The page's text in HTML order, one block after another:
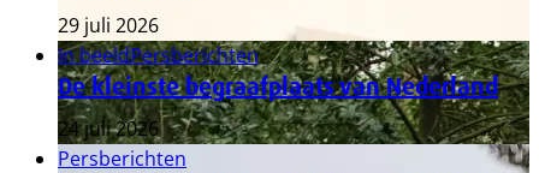
29 juli 2026
In beeldPersberichten
De kleinste begraafplaats van Nederland
24 juli 2026
Persberichten